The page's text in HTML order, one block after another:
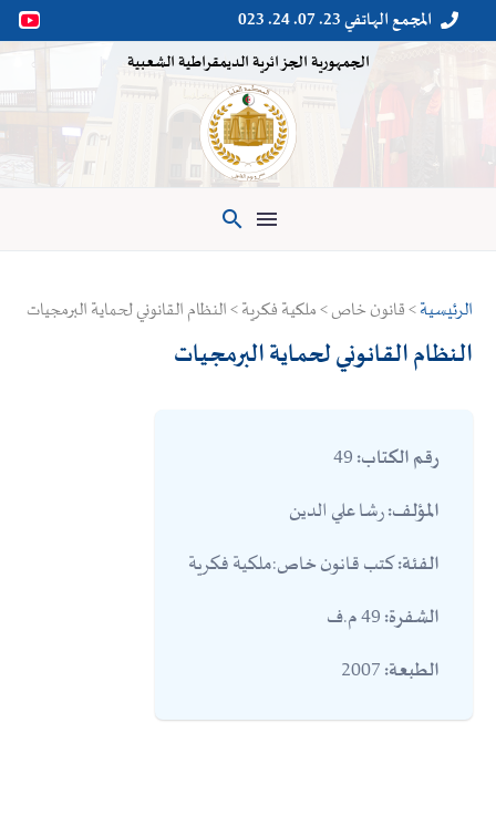

 المجمع الهاتفي 23. 07. 24. 023
الجمهورية الجزائرية الديمقراطية الشعبية

الرئيسية> قانون خاص > ملكية فكرية > النظام القانوني لحماية البرمجيات
النظام القانوني لحماية البرمجيات
رقم الكتاب:
المؤلف:رشا علي الدين
الفئة:كتب قانون خاص:ملكية فكرية
الشفرة:
الطبعة: